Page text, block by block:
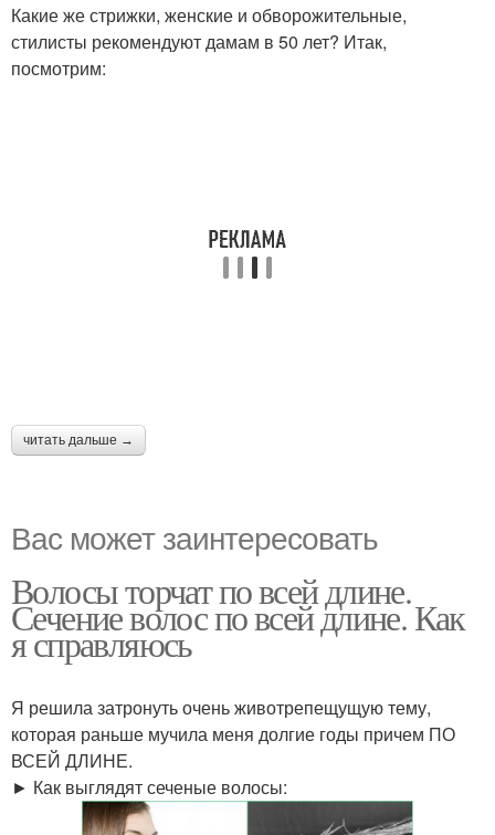
Какие же стрижки, женские и обворожительные,
стилисты рекомендуют дамам в 50 лет? Итак,
посмотрим:
читать дальше →
Вас может заинтересовать
Волосы торчат по всей длине.
Сечение волос по всей длине. Как
я справляюсь
Я решила затронуть очень животрепещущую тему,
которая раньше мучила меня долгие годы причем ПО
ВСЕЙ ДЛИНЕ.
► Как выглядят сеченые волосы: